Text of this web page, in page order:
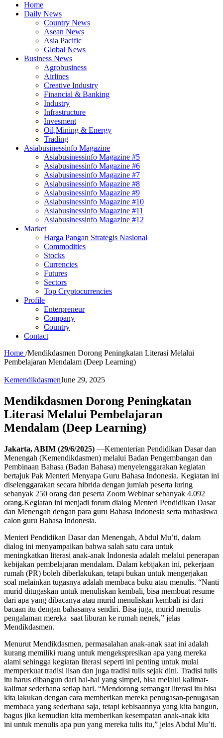
Home
Daily News
Country News
Asean News
Asia Pacific
Global News
Business News
Agrobusiness
Airlines
Creative Industry
Financial & Banking
Industry
Infrastructure
Invesment
Oil,Mining & Energy
Trading
Asiabusinessinfo Magazine
Asiabusinessinfo Magazine #5
Asiabusinessinfo Magazine #6
Asiabusinessinfo Magazine #7
Asiabusinessinfo Magazine #8
Asiabusinessinfo Magazine #9
Asiabusinessinfo Magazine #10
Asiabusinessinfo Magazine #11
Asiabusinessinfo Magazine #12
Market
Harga Pangan Strategis Nasional
Commodities
Stocks
Currencies
Futures
Sectors
Top Cryptocurrencies
Profile
Enterpreneur
Company
Country
Contact
Home /Mendikdasmen Dorong Peningkatan Literasi Melalui
Pembelajaran Mendalam (Deep Learning)
KemendikdasmenJune 29, 2025
Mendikdasmen Dorong Peningkatan
Literasi Melalui Pembelajaran
Mendalam (Deep Learning)
Jakarta, ABIM (29/6/2025) —Kementerian Pendidikan Dasar dan
Menengah (Kemendikdasmen) melalui Badan Pengembangan dan
Pembinaan Bahasa (Badan Bahasa) menyelenggarakan kegiatan
bertajuk Pak Menteri Menyapa Guru Bahasa Indonesia. Kegiatan ini
diselenggarakan secara hibrida dengan jumlah peserta luring
sebanyak 250 orang dan peserta Zoom Webinar sebanyak 4.092
orang.Kegiatan ini menjadi forum dialog Menteri Pendidikan Dasar
dan Menengah dengan para guru Bahasa Indonesia serta mahasiswa
calon guru Bahasa Indonesia.
Menteri Pendidikan Dasar dan Menengah, Abdul Mu’ti, dalam
dialog ini menyampaikan bahwa salah satu cara untuk
meningkatkan literasi anak-anak Indonesia adalah melalui penerapan
kebijakan pembelajaran mendalam. Dalam kebijakan ini, pekerjaan
rumah (PR) boleh diberlakukan, tetapi bukan untuk mengerjakan
soal melainkan tugasnya adalah membaca buku atau menulis. “Nanti
murid ditugaskan untuk menuliskan kembali, bisa membuat resume
dari apa yang dibacanya atau murid menuliskan kembali isi dari
bacaan itu dengan bahasanya sendiri. Bisa juga, murid menulis
pengalaman mereka saat liburan ke rumah nenek,” jelas
Mendikdasmen.
Menurut Mendikdasmen, permasalahan anak-anak saat ini adalah
kurang memiliki ruang untuk mengekspresikan apa yang mereka
alami sehingga kegiatan literasi seperti ini penting untuk mulai
memperkuat tradisi lisan dan juga tradisi tulis sejak dini. Tradisi tulis
itu harus dibangun dari hal-hal yang simpel, bisa melalui kalimat-
kalimat sederhana setiap hari. “Mendorong semangat literasi itu bisa
kita lakukan dengan cara memberikan mereka penugasan-penugasan
membaca yang sederhana saja, tetapi kebisaannya yang kita bangun,
bagus jika kemudian kita memberikan kesempatan anak-anak kita
ini untuk menulis apa pun yang mereka tulis itu,” jelas Abdul Mu’ti.